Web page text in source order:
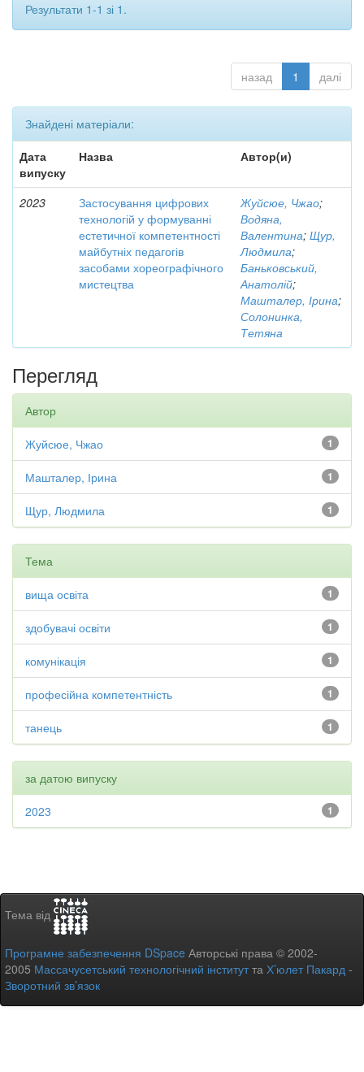
Результати 1-1 зі 1.
назад 1 далі
Знайдені матеріали:
Дата
випуску
Назва Автор(и)
2023
Застосування цифрових
технологій у формуванні
естетичної компетентності
майбутніх педагогів
засобами хореографічного
мистецтва
Жуйсюе, Чжао;
Водяна,
Валентина; Щур,
Людмила;
Баньковський,
Анатолій;
Машталер, Ірина;
Солонинка,
Тетяна
Перегляд
Автор
1
Жуйсюе, Чжао
1
Машталер, Ірина
1
Щур, Людмила
Тема
1
вища освіта
1
здобувачі освіти
1
комунікація
1
професійна компетентність
1
танець
за датою випуску
1
2023
Тема від
Програмне забезпечення DSpace Авторські права © 2002-
2005 Массачусетський технологічний інститутта Х’юлет Пакард -
Зворотний зв’язок